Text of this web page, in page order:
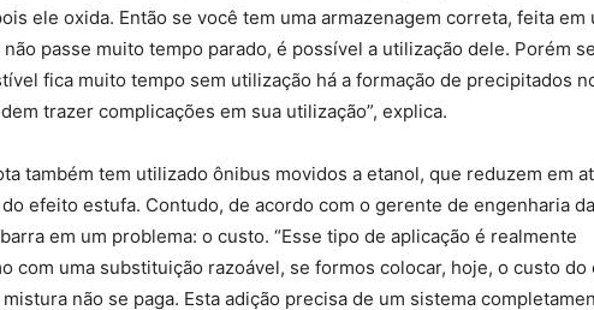
ele oxida. Então se você tem uma armazenagem correta, feita em
passe muito tempo parado, é possível a utilização dele. Porém
fica muito tempo sem utilização há a formação de precipitados
trazer complicações em sua utilização”, explica.
também tem utilizado ônibus movidos a etanol, que reduzem em
efeito estufa. Contudo, de acordo com o gerente de engenharia
em um problema: o custo. “Esse tipo de aplicação é realmente
com uma substituição razoável, se formos colocar, hoje, o custo do
não se paga. Esta adição precisa de um sistema